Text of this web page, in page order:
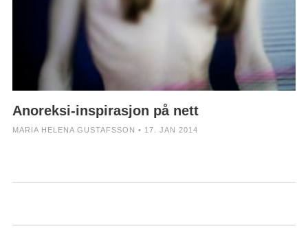
Anoreksi-inspirasjon på nett
MARIA HELENA GUSTAFSSON • 17. JAN 2014